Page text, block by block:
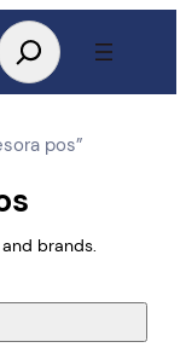
pos”
brands.